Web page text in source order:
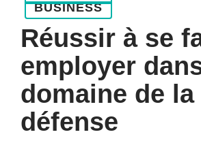
BUSINESS
Réussir à se
employer
domaine de la
défense